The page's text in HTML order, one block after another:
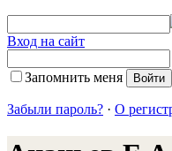
Вход на сайт
Запомнить меня
Забыли пароль? · О